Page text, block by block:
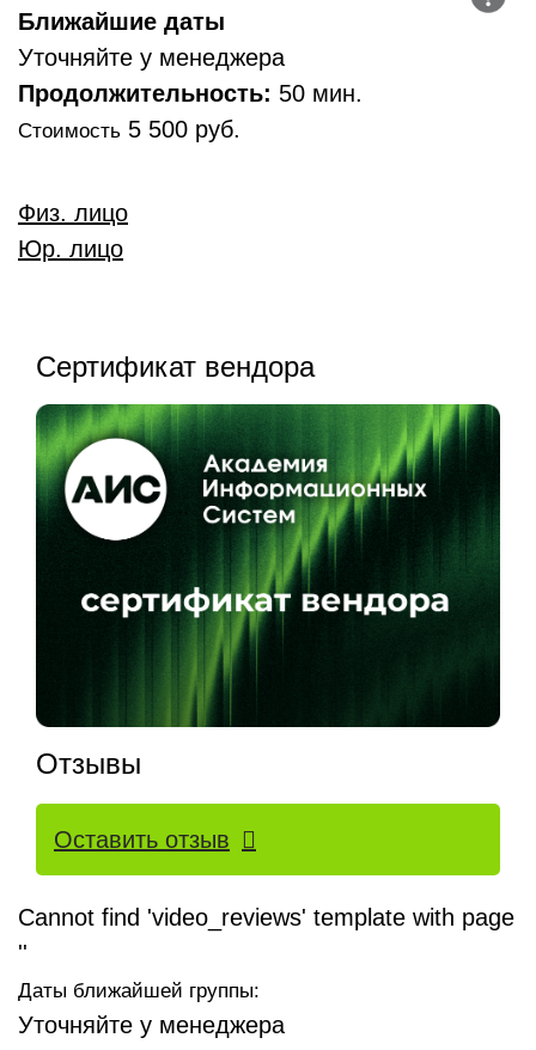
Ближайшие даты
Уточняйте у менеджера
Продолжительность: 50 мин.
Стоимость 5 500 руб.
Физ. лицо
Юр. лицо
Сертификат вендора
Отзывы
Оставить отзыв
Cannot find 'video_reviews' template with page
''
Даты ближайшей группы:
Уточняйте у менеджера